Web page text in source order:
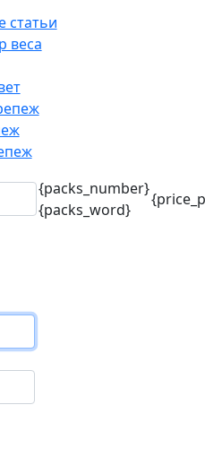
статьи
веса
{packs_number}
{packs_word}